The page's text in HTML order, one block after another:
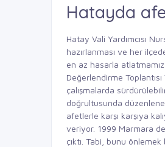
Hatayda
Hatay Vali Yardımcısı
hazırlanması ve her
en az hasarla
Değerlendirme
çalışmalarda
doğrultusunda
afetlerle karşı karşıya
veriyor. 1999 Marmara
çıktı. Tabi, bunu